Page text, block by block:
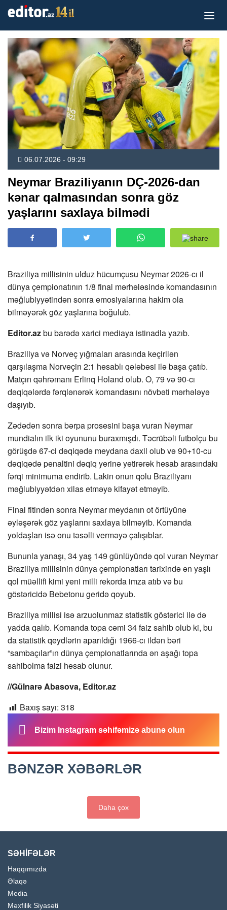
06.07.2026 - 09:29
Neymar Braziliyanın DÇ-2026-dan
kənar qalmasından sonra göz
yaşlarını saxlaya bilmədi
Braziliya millisinin ulduz hücumçusu Neymar 2026-cı il
dünya çempionatının 1/8 final mərhələsində komandasının
məğlubiyyətindən sonra emosiyalarına hakim ola
bilməyərək göz yaşlarına boğulub.
Editor.azbu barədə xarici mediaya istinadla yazıb.
Braziliya və Norveç yığmaları arasında keçirilən
qarşılaşma Norveçin 2:1 hesablı qələbəsi ilə başa çatıb.
Matçın qəhrəmanı Erlinq Holand olub. O, 79 və 90-cı
dəqiqələrdə fərqlənərək komandasını növbəti mərhələyə
daşıyıb.
Zədədən sonra bərpa prosesini başa vuran Neymar
mundialın ilk iki oyununu buraxmışdı. Təcrübəli futbolçu bu
görüşdə 67-ci dəqiqədə meydana daxil olub və 90+10-cu
dəqiqədə penaltini dəqiq yerinə yetirərək hesab arasındakı
fərqi minimuma endirib. Lakin onun qolu Braziliyanı
məğlubiyyətdən xilas etməyə kifayət etməyib.
Final fitindən sonra Neymar meydanın ot örtüyünə
əyləşərək göz yaşlarını saxlaya bilməyib. Komanda
yoldaşları isə onu təsəlli verməyə çalışıblar.
Bununla yanaşı, 34 yaş 149 günlüyündə qol vuran Neymar
Braziliya millisinin dünya çempionatları tarixində ən yaşlı
qol müəllifi kimi yeni milli rekorda imza atıb və bu
göstəricidə Bebetonu geridə qoyub.
Braziliya millisi isə arzuolunmaz statistik göstərici ilə də
yadda qalıb. Komanda topa cəmi 34 faiz sahib olub ki, bu
da statistik qeydlərin aparıldığı 1966-cı ildən bəri
“sambaçılar”ın dünya çempionatlarında ən aşağı topa
sahibolma faizi hesab olunur.
//Gülnarə Abasova, Editor.az
Baxış sayı: 318
Bizim Instagram səhifəmizə abunə olun
BƏNZƏR XƏBƏRLƏR
Daha çox
SƏHİFƏLƏR
Haqqımızda
Əlaqə
Media
Məxfilik Siyasəti